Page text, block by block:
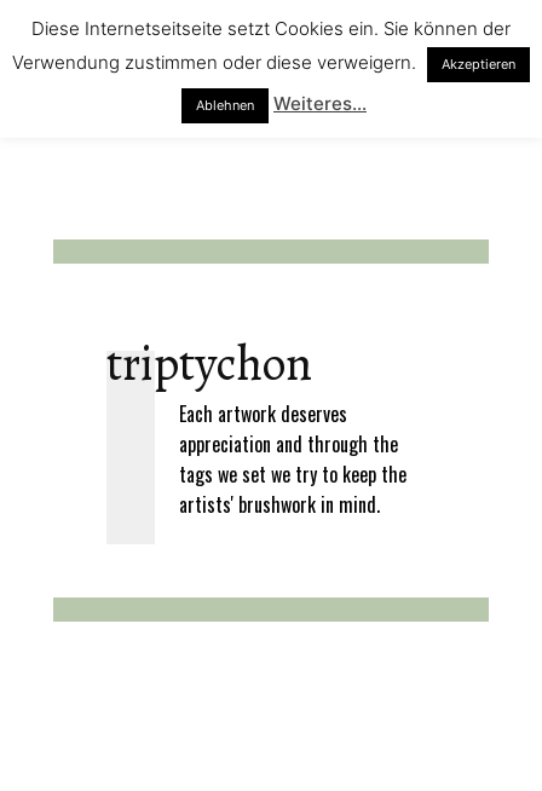
triptychon
Each artwork deserves
appreciation and through the
tags we set we try to keep the
artists' brushwork in mind.
Diese Internetseitseite setzt Cookies ein. Sie können der
Verwendung zustimmen oder diese verweigern.
Akzeptieren
Ablehnen Weiteres...